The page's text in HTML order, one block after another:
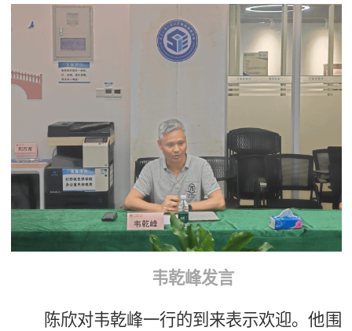
韦乾峰发言
陈欣对韦乾峰一行的到来表示欢迎。他围